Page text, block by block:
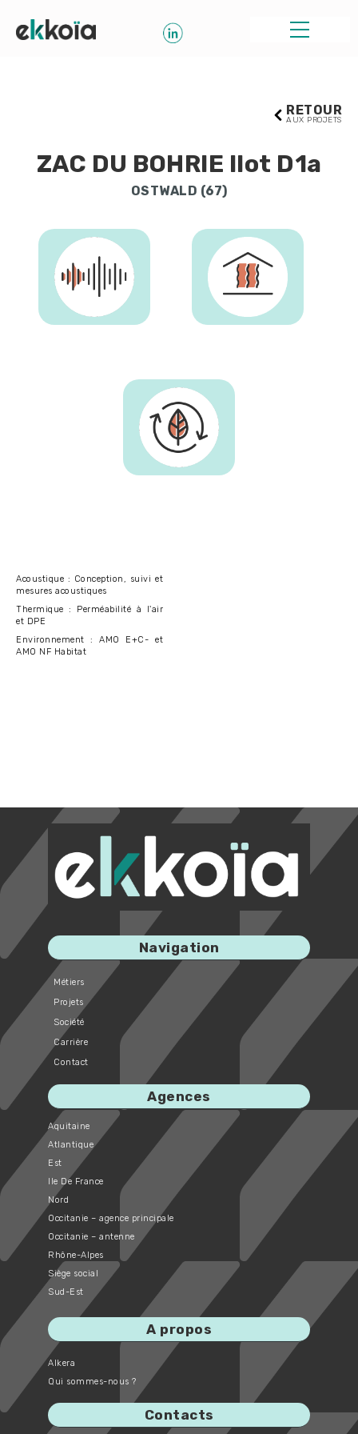
RETOUR
AUX PROJETS
ZAC DU BOHRIE Ilot D1a
OSTWALD (67)
Acoustique : Conception, suivi et
mesures acoustiques
Thermique : Perméabilité à l'air
et DPE
Environnement : AMO E+C- et
AMO NF Habitat
Navigation
Métiers
Projets
Société
Carrière
Contact
Agences
Aquitaine
Atlantique
Est
Ile De France
Nord
Occitanie – agence principale
Occitanie – antenne
Rhône-Alpes
Siège social
Sud-Est
A propos
Alkera
Qui sommes-nous ?
Contacts